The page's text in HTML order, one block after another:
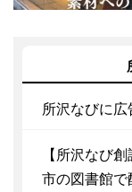
所沢なびに
【所沢なび
市の図書館で